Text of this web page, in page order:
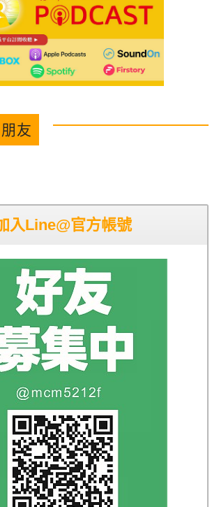
友
入Line@官方帳號